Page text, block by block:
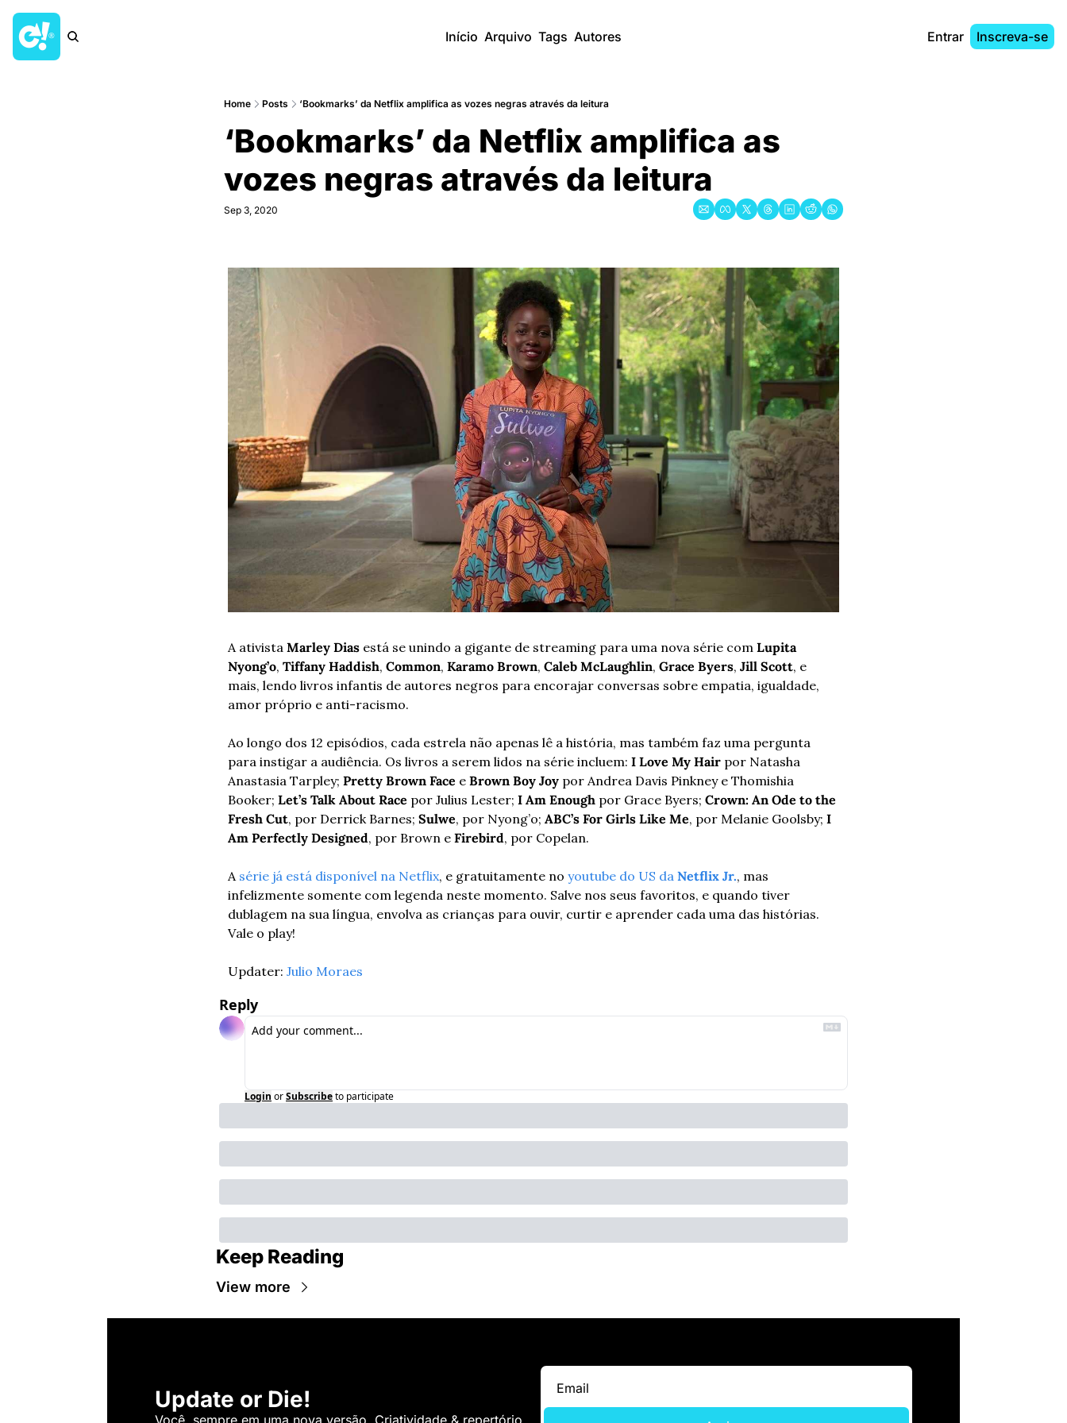
Início Arquivo Tags Autores Entrar Inscreva-se
Home Posts ‘Bookmarks’ da Netflix amplifica as vozes negras através da leitura
‘Bookmarks’ da Netflix amplifica as
vozes negras através da leitura
Sep 3, 2020
A ativista Marley Dias está se unindo a gigante de streaming para uma nova série com Lupita
Nyong’o, Tiffany Haddish, Common, Karamo Brown, Caleb McLaughlin, Grace Byers, Jill Scott, e
mais, lendo livros infantis de autores negros para encorajar conversas sobre empatia, igualdade,
amor próprio e anti-racismo.
Ao longo dos 12 episódios, cada estrela não apenas lê a história, mas também faz uma pergunta
para instigar a audiência. Os livros a serem lidos na série incluem: I Love My Hair por Natasha
Anastasia Tarpley; Pretty Brown Face e Brown Boy Joy por Andrea Davis Pinkney e Thomishia
Booker; Let’s Talk About Race por Julius Lester; I Am Enough por Grace Byers; Crown: An Ode to the
Fresh Cut, por Derrick Barnes; Sulwe, por Nyong’o; ABC’s For Girls Like Me, por Melanie Goolsby; I
Am Perfectly Designed, por Brown e Firebird, por Copelan.
A série já está disponível na Netflix, e gratuitamente no youtube do US da Netflix Jr., mas
infelizmente somente com legenda neste momento. Salve nos seus favoritos, e quando tiver
dublagem na sua língua, envolva as crianças para ouvir, curtir e aprender cada uma das histórias.
Vale o play!
Updater: Julio Moraes
Reply
Login orSubscribeto participate
Keep Reading
View more
Update or Die!
Você, sempre em uma nova versão. Criatividade & repertório.